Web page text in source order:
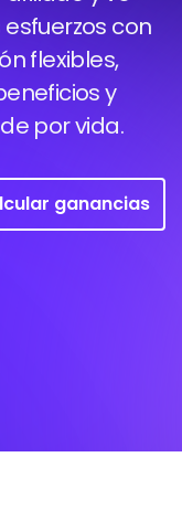
con
flexibles,
y
por vida.
ganancias